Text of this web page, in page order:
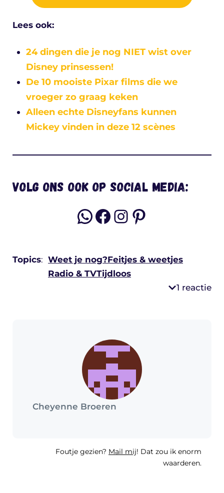
Lees ook:
24 dingen die je nog NIET wist over
Disney prinsessen!
De 10 mooiste Pixar films die we
vroeger zo graag keken
Alleen echte Disneyfans kunnen
Mickey vinden in deze 12 scènes
Volg ons ook op social media:
WhatsApp
Facebook
Instagram
Pinterest
Topics: Weet je nog?Feitjes & weetjes
Radio & TVTijdloos
1 reactie
Cheyenne Broeren
Foutje gezien? Mail mij! Dat zou ik enorm
waarderen.